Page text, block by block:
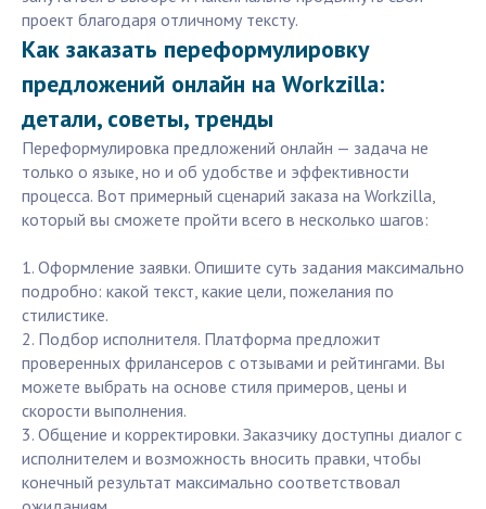
проект благодаря отличному тексту.
Как заказать переформулировку
предложений онлайн на Workzilla:
детали, советы, тренды
Переформулировка предложений онлайн — задача не
только о языке, но и об удобстве и эффективности
процесса. Вот примерный сценарий заказа на Workzilla,
который вы сможете пройти всего в несколько шагов:
1. Оформление заявки. Опишите суть задания максимально
подробно: какой текст, какие цели, пожелания по
стилистике.
2. Подбор исполнителя. Платформа предложит
проверенных фрилансеров с отзывами и рейтингами. Вы
можете выбрать на основе стиля примеров, цены и
скорости выполнения.
3. Общение и корректировки. Заказчику доступны диалог с
исполнителем и возможность вносить правки, чтобы
конечный результат максимально соответствовал